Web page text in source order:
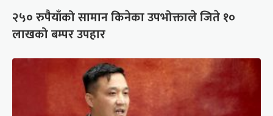
२५० रुपैयाँको सामान किनेका उपभोक्ताले जिते १०
लाखको बम्पर उपहार